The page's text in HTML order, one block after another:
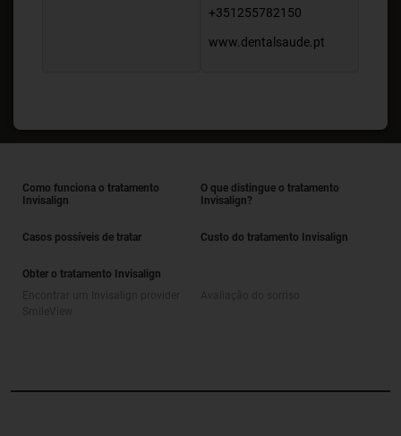
+351255782150
www.dentalsaude.pt
Como funciona o tratamento
Invisalign
O que distingue o tratamento
Invisalign?
Casos possíveis de tratar Custo do tratamento Invisalign
Obter o tratamento Invisalign